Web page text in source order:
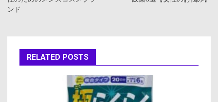
ー
ンド
RELATED POSTS